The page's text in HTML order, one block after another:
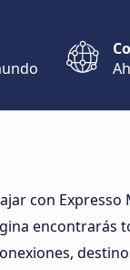
con Expresso
encontrarás